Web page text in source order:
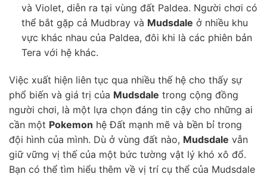
và Violet, diễn ra tại vùng đất Paldea. Người chơi có
thể bắt gặp cả Mudbray và Mudsdale ở nhiều khu
vực khác nhau của Paldea, đôi khi là các phiên bản
Tera với hệ khác.
Việc xuất hiện liên tục qua nhiều thế hệ cho thấy sự
phổ biến và giá trị của Mudsdale trong cộng đồng
người chơi, là một lựa chọn đáng tin cậy cho những ai
cần một Pokemon hệ Đất mạnh mẽ và bền bỉ trong
đội hình của mình. Dù ở vùng đất nào, Mudsdale vẫn
giữ vững vị thế của một bức tường vật lý khó xô đổ.
Bạn có thể tìm hiểu thêm về vị trí cụ thể của Mudsdale